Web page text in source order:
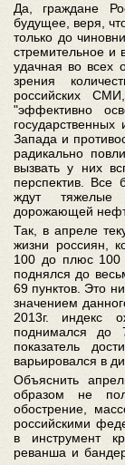
Да, граждане
будущее, веря,
только до
стремительное и
удачная во всех
зрения
российских
"эффективно
государственных
Запада и
радикально
вызвать у них
перспектив. Все
ждут тяжелые
дорожающей
Так, в апреле
жизни россиян,
100 до плюс 100
поднялся до
69 пунктов. Это
значением
2013г. индекс
поднимался до
показатель
варьировался в
Объяснить
образом не
обострение,
российскими
в инструмент
реванша и